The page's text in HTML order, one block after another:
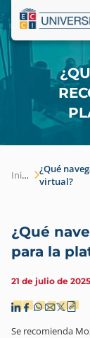
Inicio
¿Qué
virtual?
¿Qué
para la
21 de julio de 2025
Se recomienda